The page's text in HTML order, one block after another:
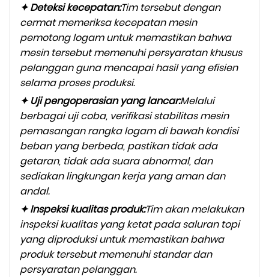
✦ Deteksi kecepatan:Tim tersebut dengan
cermat memeriksa kecepatan mesin
pemotong logam untuk memastikan bahwa
mesin tersebut memenuhi persyaratan khusus
pelanggan guna mencapai hasil yang efisien
selama proses produksi.
✦ Uji pengoperasian yang lancar:Melalui
berbagai uji coba, verifikasi stabilitas mesin
pemasangan rangka logam di bawah kondisi
beban yang berbeda, pastikan tidak ada
getaran, tidak ada suara abnormal, dan
sediakan lingkungan kerja yang aman dan
andal.
✦ Inspeksi kualitas produk:Tim akan melakukan
inspeksi kualitas yang ketat pada saluran topi
yang diproduksi untuk memastikan bahwa
produk tersebut memenuhi standar dan
persyaratan pelanggan.